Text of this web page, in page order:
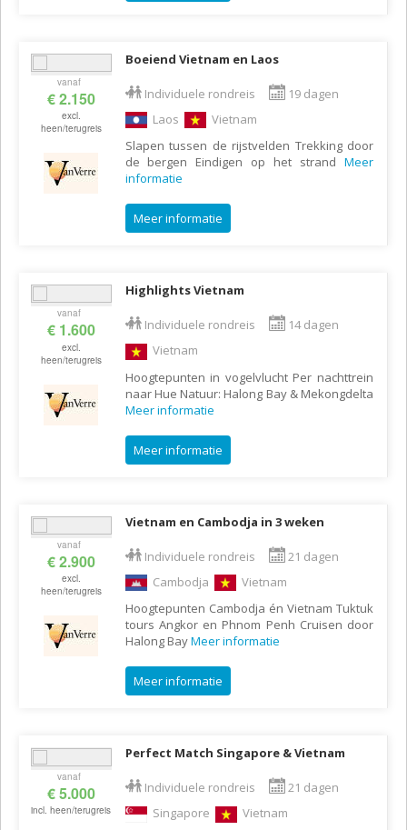
vanaf
€ 2.150
excl.
heen/terugreis
Boeiend Vietnam en Laos
Individuele rondreis
19 dagen
Laos
Vietnam
Slapen tussen de rijstvelden Trekking door
de bergen Eindigen op het strand Meer
informatie
Meer informatie
vanaf
€ 1.600
excl.
heen/terugreis
Highlights Vietnam
Individuele rondreis
14 dagen
Vietnam
Hoogtepunten in vogelvlucht Per nachttrein
naar Hue Natuur: Halong Bay & Mekongdelta
Meer informatie
Meer informatie
vanaf
€ 2.900
excl.
heen/terugreis
Vietnam en Cambodja in 3 weken
Individuele rondreis
21 dagen
Cambodja
Vietnam
Hoogtepunten Cambodja én Vietnam Tuktuk
tours Angkor en Phnom Penh Cruisen door
Halong BayMeer informatie
Meer informatie
vanaf
€ 5.000
incl. heen/terugreis
Perfect Match Singapore & Vietnam
Individuele rondreis
21 dagen
Singapore
Vietnam